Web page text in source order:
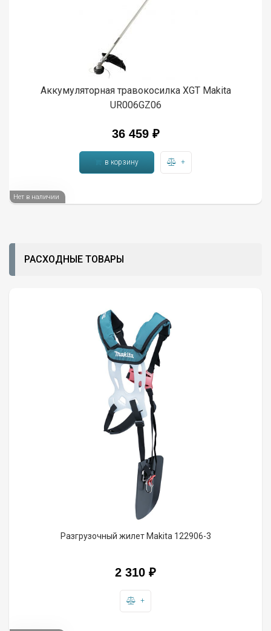
Аккумуляторная травокосилка XGT Makita
UR006GZ06
36 459 ₽
в корзину +
Нет в наличии
РАСХОДНЫЕ ТОВАРЫ
Разгрузочный жилет Makita 122906-3
2 310 ₽
+